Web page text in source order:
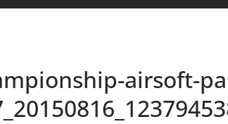
airsoft-